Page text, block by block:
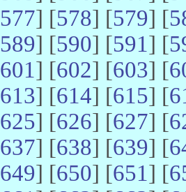
577] [578] [579] [
589] [590] [591] [
601] [602] [603] [
613] [614] [615] [
625] [626] [627] [
637] [638] [639] [
649] [650] [651] [